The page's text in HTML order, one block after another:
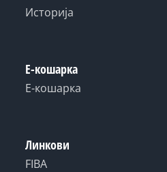
Историја
Е-кошарка
Е-кошарка
Линкови
FIBA